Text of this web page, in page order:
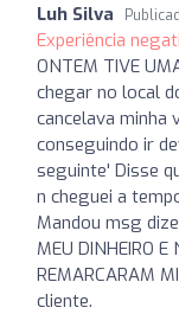
Luh Silva
Experiência
ONTEM TIVE
chegar no local
cancelava minha
conseguindo ir
seguinte' Disse
n cheguei a
Mandou msg
MEU DINHEIRO E
REMARCARAM
cliente.